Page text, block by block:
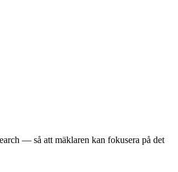
— så att mäklaren kan fokusera på det